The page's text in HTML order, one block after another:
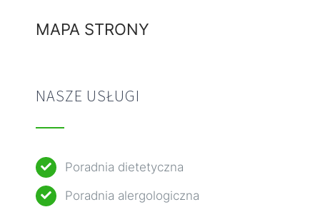
MAPA STRONY
NASZE USŁUGI
Poradnia dietetyczna
Poradnia alergologiczna